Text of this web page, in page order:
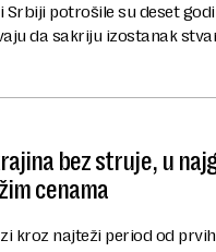
Srbiji potrošile su deset
da sakriju izostanak
bez struje, u
cenama
kroz najteži period od